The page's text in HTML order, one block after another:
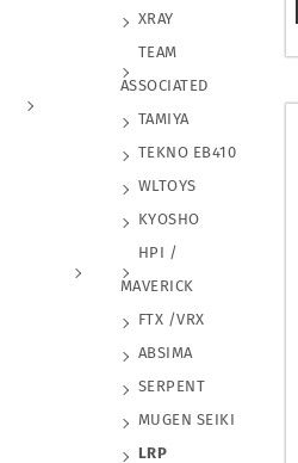
XRAY
TEAM
ASSOCIATED
TAMIYA
TEKNO EB410
WLTOYS
KYOSHO
HPI /
MAVERICK
FTX /VRX
ABSIMA
SERPENT
MUGEN SEIKI
LRP